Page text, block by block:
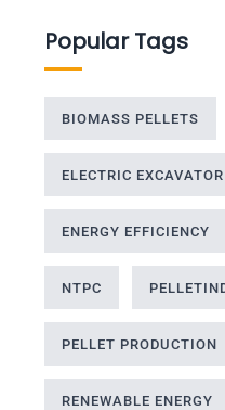
Popular Tags
BIOMASS PELLETS
ELECTRIC
ENERGY EFFICIENCY
NTPC
PELLET PRODUCTION
RENEWABLE ENERGY